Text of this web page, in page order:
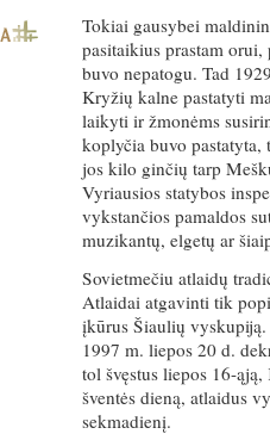
Tokiai gausybei
pasitaikius prastam
buvo nepatogu. Tad
Kryžių kalne pastatyti
laikyti ir žmonėms
koplyčia buvo
jos kilo ginčių tarp
Vyriausios statybos
vykstančios pamaldos
muzikantų, elgetų ar
Sovietmečiu atlaidų
Atlaidai atgavinti tik
įkūrus Šiaulių
1997 m. liepos 20 d.
tol švęstus liepos 16-
šventės dieną, atlaidus
sekmadienį.